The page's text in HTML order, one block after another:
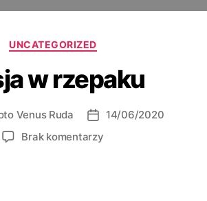
Kategorie
UNCATEGORIZED
w rzepaku
Venus Ruda
Data14/06/2020
Brak komentarzydo